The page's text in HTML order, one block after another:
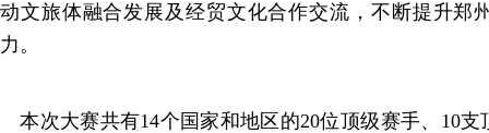
动文旅体融合发展及经贸文化合作交流，不断提升郑
力。
本次大赛共有14个国家和地区的20位顶级赛手、10支